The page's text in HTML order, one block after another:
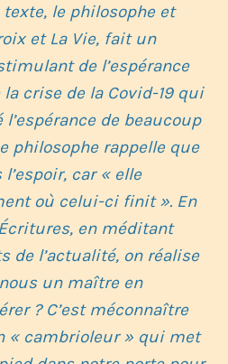
texte, le philosophe et
et La Vie, fait un
de l’espérance
crise de la Covid-19 qui
de beaucoup
philosophe rappelle que
l’espoir, car « elle
où celui-ci finit ». En
en méditant
de l’actualité, on réalise
un maître en
? C’est méconnaître
« cambrioleur » qui met